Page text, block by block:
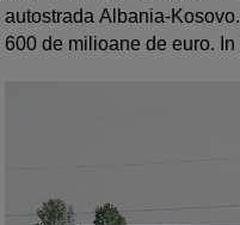
autostrada Albania-
600 de milioane de euro. In